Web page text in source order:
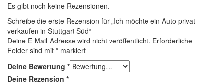
Es gibt noch keine Rezensionen.
Schreibe die erste Rezension für „Ich möchte ein Auto privat
verkaufen in Stuttgart Süd“
Deine E-Mail-Adresse wird nicht veröffentlicht. Erforderliche
Felder sind mit * markiert
Deine Bewertung *
Deine Rezension *